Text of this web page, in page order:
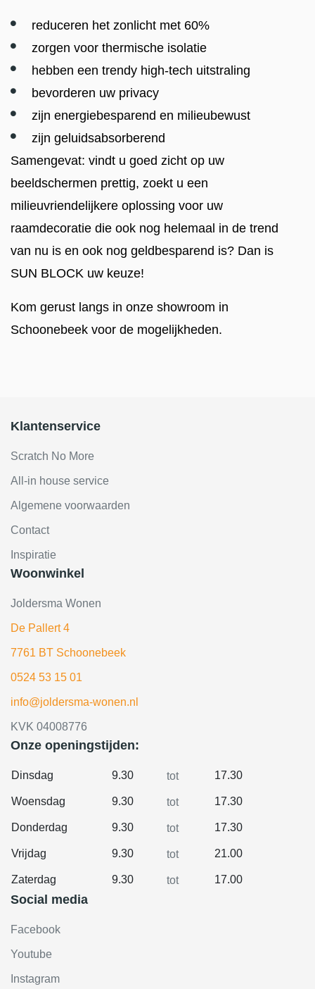
reduceren het zonlicht met 60%
zorgen voor thermische isolatie
hebben een trendy high-tech uitstraling
bevorderen uw privacy
zijn energiebesparend en milieubewust
zijn geluidsabsorberend
Samengevat: vindt u goed zicht op uw
beeldschermen prettig, zoekt u een
milieuvriendelijkere oplossing voor uw
raamdecoratie die ook nog helemaal in de trend
van nu is en ook nog geldbesparend is? Dan is
SUN BLOCK uw keuze!
Kom gerust langs in onze showroom in
Schoonebeek voor de mogelijkheden.
Klantenservice
Scratch No More
All-in house service
Algemene voorwaarden
Contact
Inspiratie
Woonwinkel
Joldersma Wonen
De Pallert 4
7761 BT Schoonebeek
0524 53 15 01
info@joldersma-wonen.nl
KVK 04008776
Onze openingstijden:
Dinsdag 9.30 tot 17.30
Woensdag 9.30 tot 17.30
Donderdag 9.30 tot 17.30
Vrijdag 9.30 tot 21.00
Zaterdag 9.30 tot 17.00
Social media
Facebook
Youtube
Instagram